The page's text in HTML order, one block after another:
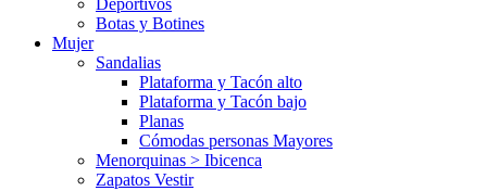
Deportivos
Botas y Botines
Mujer
Sandalias
Plataforma y Tacón alto
Plataforma y Tacón bajo
Planas
Cómodas personas Mayores
Menorquinas > Ibicenca
Zapatos Vestir